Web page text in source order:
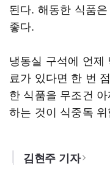
된다. 해동한 식품
좋다.
냉동실 구석에 언제
료가 있다면 한 번
한 식품을 무조건
하는 것이 식중독
김현주 기자